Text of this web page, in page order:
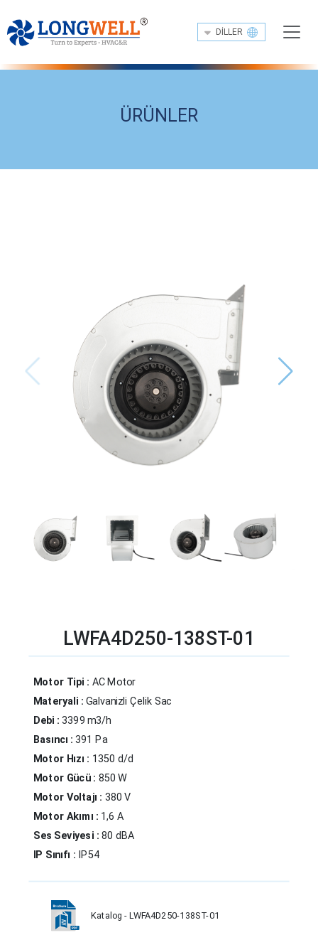
DILLER
ÜRÜNLER
LWFA4D250-138ST-01
Motor Tipi : AC Motor
Materyali :Galvanizli Çelik Sac
Debi :3399 m3/h
Basıncı :391 Pa
Motor Hızı : 1350 d/d
Motor Gücü : 850 W
Motor Voltajı : 380 V
Motor Akımı : 1,6 A
Ses Seviyesi :80 dBA
IP Sınıfı : IP54
Katalog - LWFA4D250-138ST-01